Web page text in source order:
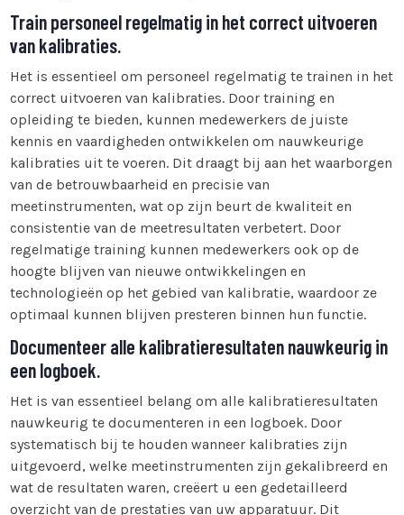
Train personeel regelmatig in het correct uitvoeren
van kalibraties.
Het is essentieel om personeel regelmatig te trainen in het
correct uitvoeren van kalibraties. Door training en
opleiding te bieden, kunnen medewerkers de juiste
kennis en vaardigheden ontwikkelen om nauwkeurige
kalibraties uit te voeren. Dit draagt bij aan het waarborgen
van de betrouwbaarheid en precisie van
meetinstrumenten, wat op zijn beurt de kwaliteit en
consistentie van de meetresultaten verbetert. Door
regelmatige training kunnen medewerkers ook op de
hoogte blijven van nieuwe ontwikkelingen en
technologieën op het gebied van kalibratie, waardoor ze
optimaal kunnen blijven presteren binnen hun functie.
Documenteer alle kalibratieresultaten nauwkeurig in
een logboek.
Het is van essentieel belang om alle kalibratieresultaten
nauwkeurig te documenteren in een logboek. Door
systematisch bij te houden wanneer kalibraties zijn
uitgevoerd, welke meetinstrumenten zijn gekalibreerd en
wat de resultaten waren, creëert u een gedetailleerd
overzicht van de prestaties van uw apparatuur. Dit